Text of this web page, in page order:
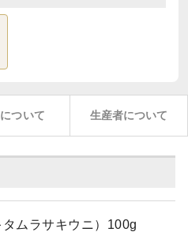
ついて 生産者について
ムラサキウニ）100g